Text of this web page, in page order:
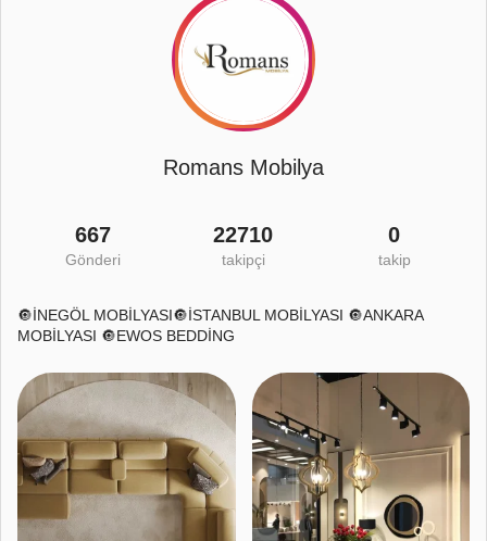
Romans Mobilya
667
Gönderi
22710
takipçi
0
takip
🔘İNEGÖL MOBİLYASI🔘İSTANBUL MOBİLYASI 🔘ANKARA
MOBİLYASI 🔘EWOS BEDDİNG